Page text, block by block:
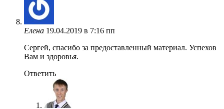
Елена 19.04.2019 в 7:16 пп
Сергей, спасибо за предоставленный материал. Успехов
Вам и здоровья.
Ответить